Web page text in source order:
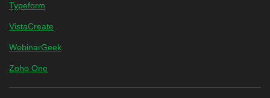
Typeform
VistaCreate
WebinarGeek
Zoho One